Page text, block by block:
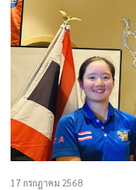
ไป
17 กรกฎาคม 2568